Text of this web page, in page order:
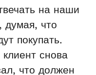
на наши
думая, что
покупать.
снова
что должен